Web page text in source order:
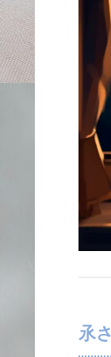
氶